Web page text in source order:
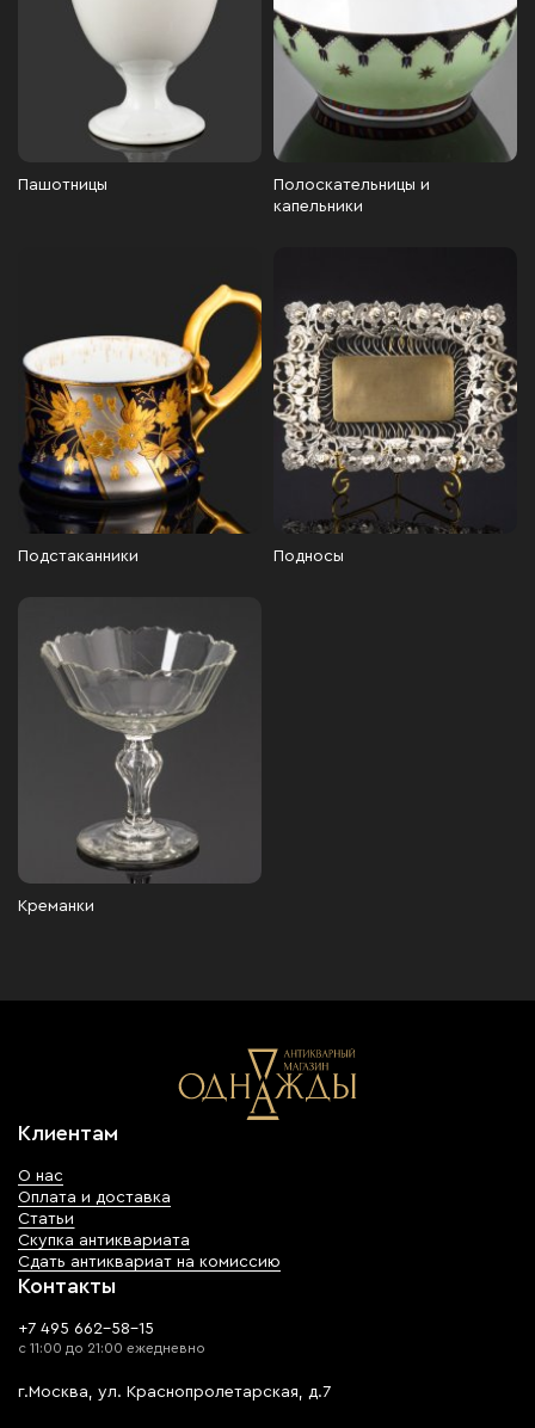
Пашотницы
Полоскательницы и
капельники
Подстаканники Подносы
Креманки
Клиентам
О нас
Оплата и доставка
Статьи
Скупка антиквариата
Сдать антиквариат на комиссию
Контакты
+7 495 662-58-15
с 11:00 до 21:00 ежедневно
г.Москва, ул. Краснопролетарская, д.7